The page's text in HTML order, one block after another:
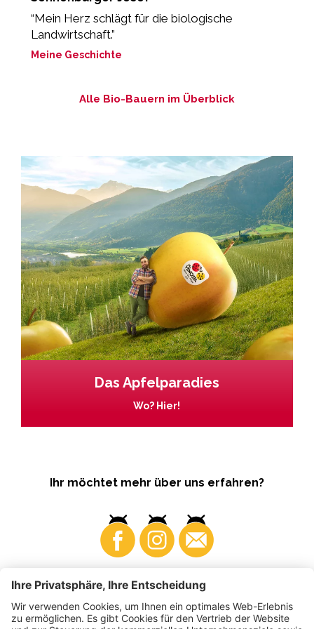
“Mein Herz schlägt für die biologische
Landwirtschaft.”
Meine Geschichte
Alle Bio-Bauern im Überblick
Das Apfelparadies
Wo? Hier!
Ihr möchtet mehr über uns erfahren?
Business Produzenten